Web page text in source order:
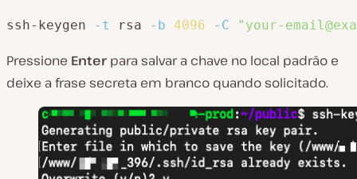
ssh-keygen -t rsa -b 4096 -C "your-
Pressione Enter para salvar a chave no local padrão e
deixe a frase secreta em branco quando solicitado.